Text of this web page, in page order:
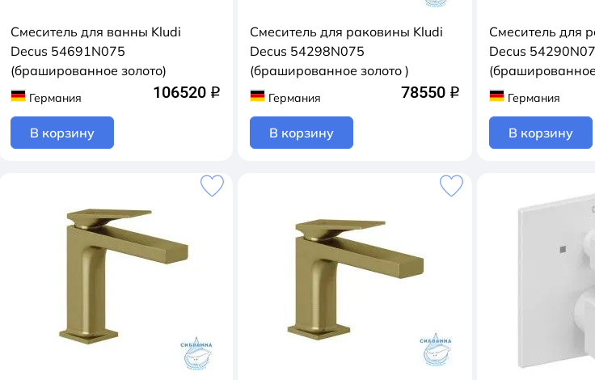
Смеситель для ванны Kludi
Decus 54691N075
(брашированное золото)
Германия 106520 q
В корзину
Смеситель для раковины Kludi
Decus 54298N075
(брашированное золото )
Германия 78550 q
В корзину
Смеситель для
Decus
(брашированное
Германия
В корзину